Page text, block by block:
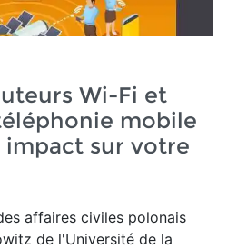
Wi-Fi et
mobile
impact sur votre
affaires civiles polonais
de l'Université de la